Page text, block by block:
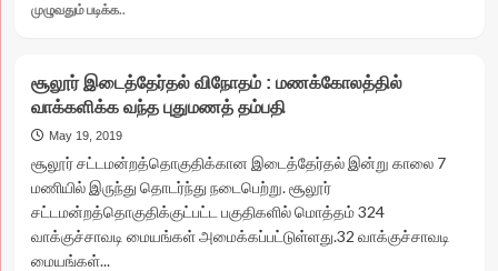
சஸ்பென்ட்!!
முழுவதும் படிக்க..
“வேலியே
பயிரை
மேய்ந்த
ராமேஸ்வரம்
கோயில்
மூலவரை
படம்
பிடித்த
சூலூர் இடைத்தேர்தல் விநோதம் : மணக்கோலத்தில்
வாக்களிக்க வந்த புதுமணத் தம்பதி
May 19, 2019
சூலூர் சட்டமன்றத்தொகுதிக்கான இடைத்தேர்தல் இன்று காலை 7
மணியில் இருந்து தொடர்ந்து நடைபெற்று. சூலூர்
சட்டமன்றத்தொகுதிக்குட்பட்ட பகுதிகளில் மொத்தம் 324
வாக்குச்சாவடி மையங்கள் அமைக்கப்பட்டுள்ளது.32 வாக்குச்சாவடி
மையங்கள்...